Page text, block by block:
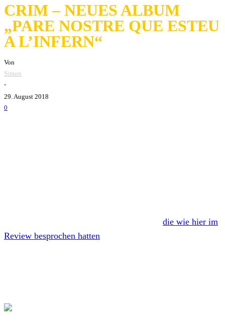
CRIM – NEUES ALBUM
„PARE NOSTRE QUE ESTEU
A L’INFERN“
Von
Simon
-
29. August 2018
0
die wie hier im
Review besprochen hatten